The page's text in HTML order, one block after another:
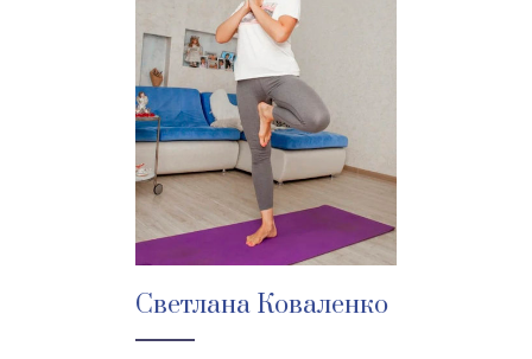
Светлана Коваленко